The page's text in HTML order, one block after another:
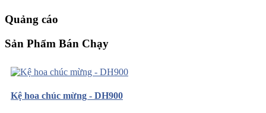
Quảng cáo
Sản Phẩm Bán Chạy
Kệ hoa chúc mừng - DH900